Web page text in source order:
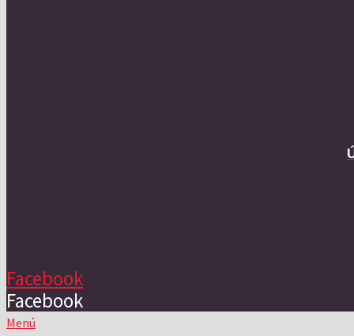
Facebook
Facebook
Menú